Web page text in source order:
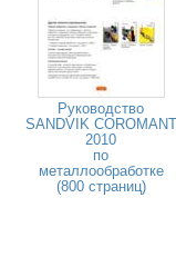
Руководство
SANDVIK COROMANT
2010
по
металлообработке
(800 страниц)